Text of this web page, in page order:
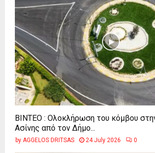
ΒΙΝΤΕΟ : Ολοκλήρωση του κόμβου
Ασίνης από τον Δήμο...
by AGGELOS DRITSAS 24 July 2026 0